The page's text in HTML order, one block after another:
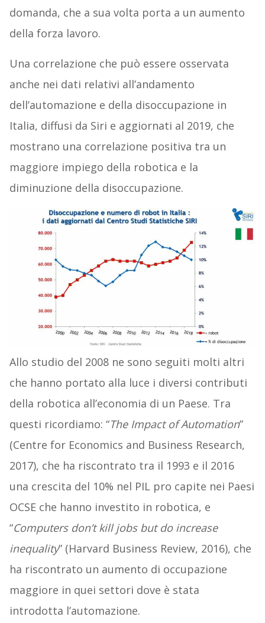
domanda, che a sua volta porta a un aumento
della forza lavoro.
Una correlazione che può essere osservata
anche nei dati relativi all’andamento
dell’automazione e della disoccupazione in
Italia, diffusi da Siri e aggiornati al 2019, che
mostrano una correlazione positiva tra un
maggiore impiego della robotica e la
diminuzione della disoccupazione.
Allo studio del 2008 ne sono seguiti molti altri
che hanno portato alla luce i diversi contributi
della robotica all’economia di un Paese. Tra
questi ricordiamo: “The Impact of Automation”
(Centre for Economics and Business Research,
2017), che ha riscontrato tra il 1993 e il 2016
una crescita del 10% nel PIL pro capite nei Paesi
OCSE che hanno investito in robotica, e
“Computers don’t kill jobs but do increase
inequality” (Harvard Business Review, 2016), che
ha riscontrato un aumento di occupazione
maggiore in quei settori dove è stata
introdotta l’automazione.